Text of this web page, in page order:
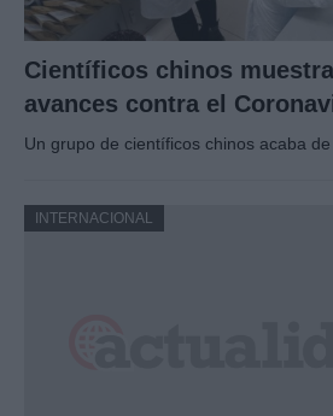
Científicos chinos
avances contra el
Un grupo de científicos chinos acaba
INTERNACIONAL